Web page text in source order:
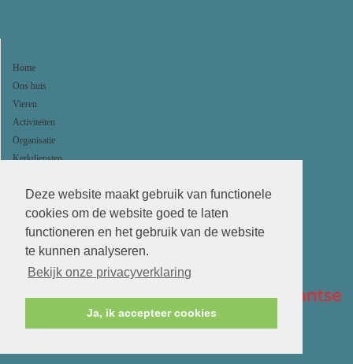
Deze website maakt gebruik van functionele
cookies om de website goed te laten
functioneren en het gebruik van de website
te kunnen analyseren.
Bekijk onze privacyverklaring
Ja, ik accepteer cookies
Home
Ons huis
Vieren
Activiteiten
Organisatie
Kerkdiensten
ANBI